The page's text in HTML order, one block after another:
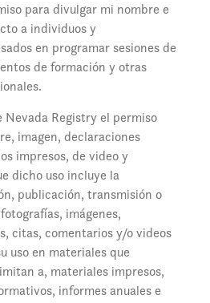
para divulgar mi nombre e
a individuos y
en programar sesiones de
de formación y otras
Nevada Registry el permiso
imagen, declaraciones
impresos, de video y
dicho uso incluye la
publicación, transmisión o
imágenes,
citas, comentarios y/o videos
uso en materiales que
a, materiales impresos,
informes anuales e